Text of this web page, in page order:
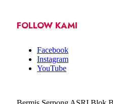
FOLLOW KAMI
Facebook
Instagram
YouTube